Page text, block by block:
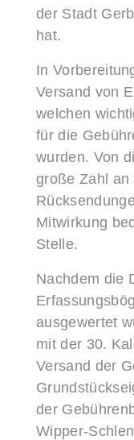
der Stadt
hat.
In
Versand von
welchen
für die
wurden. Von
große Zahl an
Mitwirkung
Stelle.
Nachdem die
ausgewertet
mit der 30.
Versand der
der
Wipper-